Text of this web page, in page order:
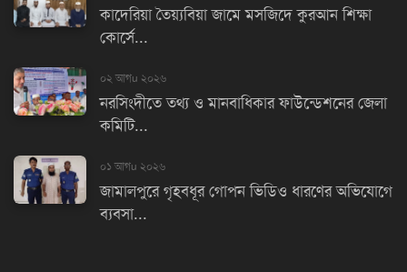
কাদেরিয়া তৈয়্যবিয়া জামে মসজিদে কুরআন শিক্ষা
কোর্সে...
০২ আগu ২০২৬
নরসিংদীতে তথ্য ও মানবাধিকার ফাউন্ডেশনের জেলা
কমিটি...
০১ আগu ২০২৬
জামালপুরে গৃহবধূর গোপন ভিডিও ধারণের অভিযোগে
ব্যবসা...